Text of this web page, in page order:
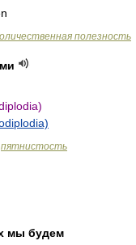
полезность
пятнистость
мы будем